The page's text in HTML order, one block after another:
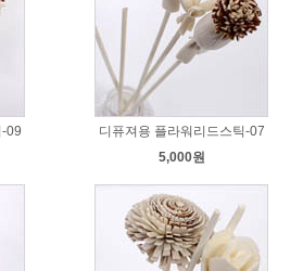
09
디퓨져용 플라워리드스틱-07
5,000원